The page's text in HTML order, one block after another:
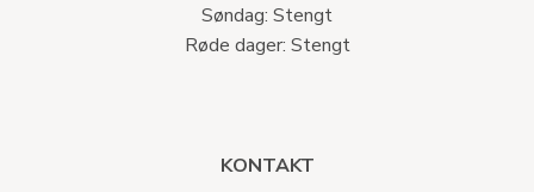
Søndag: Stengt
Røde dager: Stengt
KONTAKT